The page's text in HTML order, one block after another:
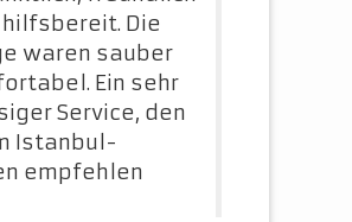
Die
waren sauber
Ein sehr
Service, den
Istanbul-
empfehlen